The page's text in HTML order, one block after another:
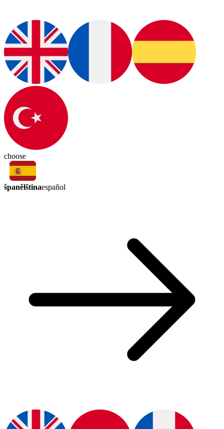
choose
španělštinaespañol